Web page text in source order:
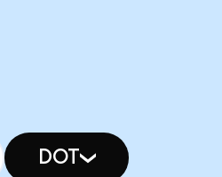
DOT